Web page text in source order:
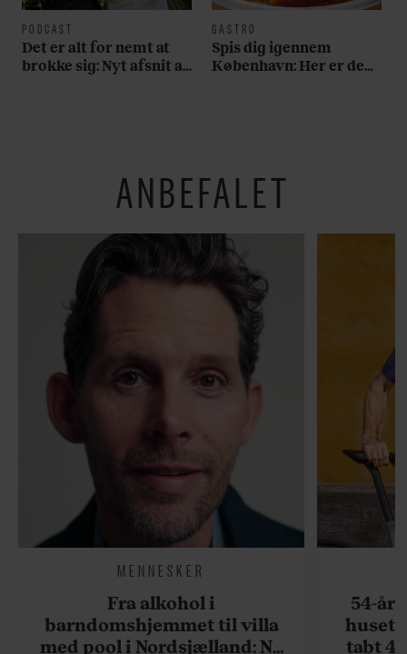
PODCAST
Det er alt for nemt at
brokke sig: Nyt afsnit af
GASTRO
Spis dig igennem
København: Her er de
ANBEFALET
MENNESKER
Fra alkohol i
barndomshjemmet til villa
med pool i Nordsjælland: Nu
54-
huset
tabt